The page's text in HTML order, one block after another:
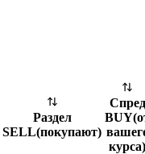
Раздел
SELL(покупают)
Спред
BUY(
курса)